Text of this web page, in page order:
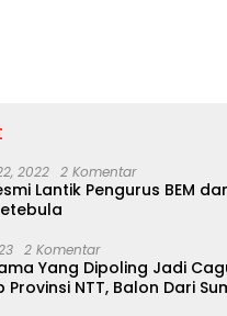
2022 2 Komentar
Lantik Pengurus BEM
2 Komentar
Yang Dipoling Jadi
Provinsi NTT, Balon Dari